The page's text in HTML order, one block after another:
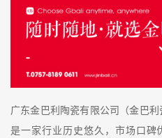
广东金巴利陶瓷有限公司（金巴利
是一家行业历史悠久，市场口碑